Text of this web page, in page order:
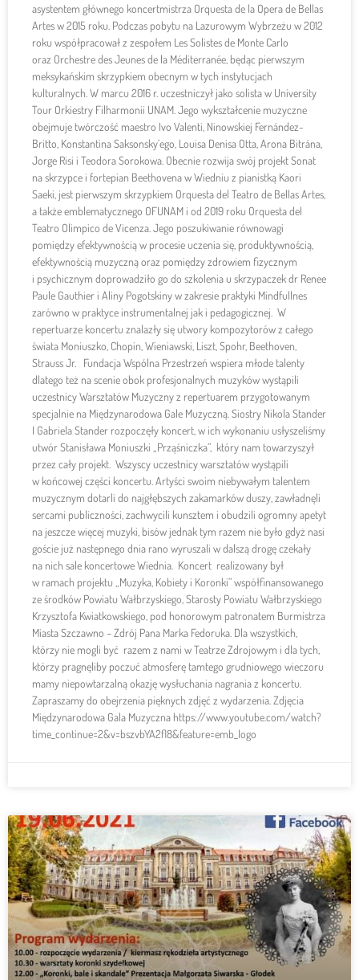
asystentem głównego koncertmistrza Orquesta de la Opera de Bellas
Artes w 2015 roku. Podczas pobytu na Lazurowym Wybrzeżu w 2012
roku współpracował z zespołem Les Solistes de Monte Carlo
oraz Orchestre des Jeunes de la Méditerranée, będąc pierwszym
meksykańskim skrzypkiem obecnym w tych instytucjach
kulturalnych. W marcu 2016 r. uczestniczył jako solista w University
Tour Orkiestry Filharmonii UNAM. Jego wykształcenie muzyczne
obejmuje twórczość maestro Ivo Valenti, Ninowskiej Fernández-
Britto, Konstantina Saksonsky’ego, Louisa Denisa Otta, Arona Bitrána,
Jorge Risi i Teodora Sorokowa. Obecnie rozwija swój projekt Sonat
na skrzypce i fortepian Beethovena w Wiedniu z pianistką Kaori
Saeki, jest pierwszym skrzypkiem Orquesta del Teatro de Bellas Artes,
a także emblematycznego OFUNAM i od 2019 roku Orquesta del
Teatro Olimpico de Vicenza. Jego poszukiwanie równowagi
pomiędzy efektywnością w procesie uczenia się, produktywnością,
efektywnością muzyczną oraz pomiędzy zdrowiem fizycznym
i psychicznym doprowadziło go do szkolenia u skrzypaczek dr Renee
Paule Gauthier i Aliny Pogotskiny w zakresie praktyki Mindfullnes
zarówno w praktyce instrumentalnej jak i pedagogicznej. W
repertuarze koncertu znalazły się utwory kompozytorów z całego
świata Moniuszko, Chopin, Wieniawski, Liszt, Spohr, Beethoven,
Strauss Jr. Fundacja Wspólna Przestrzeń wspiera młode talenty
dlatego też na scenie obok profesjonalnych muzyków wystąpili
uczestnicy Warsztatów Muzyczny z repertuarem przygotowanym
specjalnie na Międzynarodowa Gale Muzyczną. Siostry Nikola Stander
I Gabriela Stander rozpoczęły koncert, w ich wykonaniu usłyszeliśmy
utwór Stanisława Moniuszki „Prząśniczka”, który nam towarzyszył
przez cały projekt. Wszyscy uczestnicy warsztatów wystąpili
w końcowej części koncertu. Artyści swoim niebywałym talentem
muzycznym dotarli do najgłębszych zakamarków duszy, zawładnęli
sercami publiczności, zachwycili kunsztem i obudzili ogromny apetyt
na jeszcze więcej muzyki, bisów jednak tym razem nie było gdyż nasi
goście już następnego dnia rano wyruszali w dalszą drogę czekały
na nich sale koncertowe Wiednia. Koncert realizowany był
w ramach projektu „Muzyka, Kobiety i Koronki” współfinansowanego
ze środków Powiatu Wałbrzyskiego, Starosty Powiatu Wałbrzyskiego
Krzysztofa Kwiatkowskiego, pod honorowym patronatem Burmistrza
Miasta Szczawno – Zdrój Pana Marka Fedoruka. Dla wszystkich,
którzy nie mogli być razem z nami w Teatrze Zdrojowym i dla tych,
którzy pragnęliby poczuć atmosferę tamtego grudniowego wieczoru
mamy niepowtarzalną okazję wysłuchania nagrania z koncertu.
Zapraszamy do obejrzenia pięknych zdjęć z wydarzenia. Zdjęcia
Międzynarodowa Gala Muzyczna https://www.youtube.com/watch?
time_continue=2&v=bszvbYA2fl8&feature=emb_logo